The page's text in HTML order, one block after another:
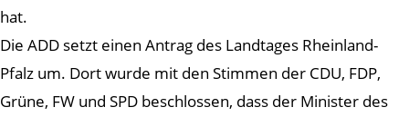
hat.
Die ADD setzt einen Antrag des Landtages Rheinland-
Pfalz um. Dort wurde mit den Stimmen der CDU, FDP,
Grüne, FW und SPD beschlossen, dass der Minister des